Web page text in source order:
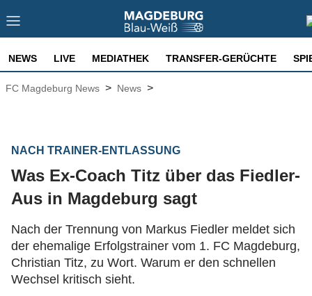
NEWS LIVE MEDIATHEK TRANSFER-GERÜCHTE
FC Magdeburg News > News >
NACH TRAINER-ENTLASSUNG
Was Ex-Coach Titz über das Fiedler-
Aus in Magdeburg sagt
Nach der Trennung von Markus Fiedler meldet sich
der ehemalige Erfolgstrainer vom 1. FC Magdeburg,
Christian Titz, zu Wort. Warum er den schnellen
Wechsel kritisch sieht.